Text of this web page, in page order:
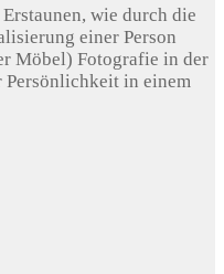
wie durch die
einer Person
Möbel) Fotografie in der
Persönlichkeit in einem